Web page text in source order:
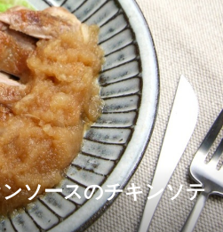
ソースのチキンソテ